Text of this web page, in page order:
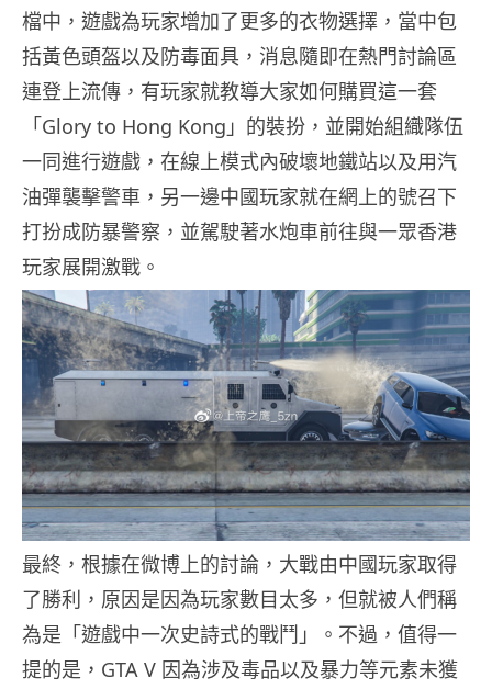
檔中，遊戲為玩家增加了更多的衣物選擇，當中包
括黃色頭盔以及防毒面具，消息隨即在熱門討論區
連登上流傳，有玩家就教導大家如何購買這一套
「Glory to Hong Kong」的裝扮，並開始組織隊伍
一同進行遊戲，在線上模式內破壞地鐵站以及用汽
油彈襲擊警車，另一邊中國玩家就在網上的號召下
打扮成防暴警察，並駕駛著水炮車前往與一眾香港
玩家展開激戰。
最終，根據在微博上的討論，大戰由中國玩家取得
了勝利，原因是因為玩家數目太多，但就被人們稱
為是「遊戲中一次史詩式的戰鬥」。不過，值得一
提的是，GTA V 因為涉及毒品以及暴力等元素未獲